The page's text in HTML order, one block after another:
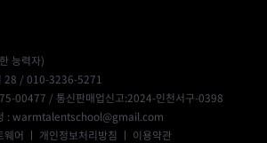
능력자)
28 / 010-3236-5271
00477 / 통신판매업신고:2024-인천서구-0398
: warmtalentschool@gmail.com
어 ㅣ 개인정보처리방침 ㅣ 이용약관